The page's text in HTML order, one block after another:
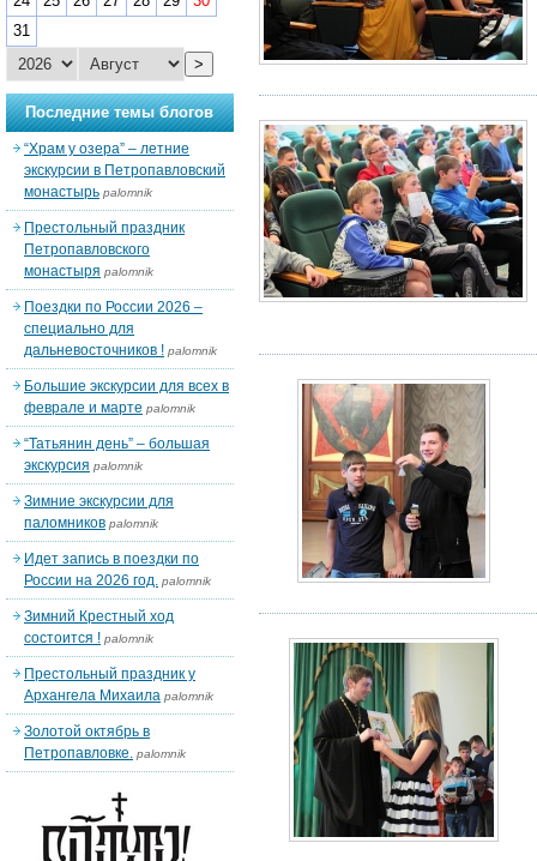
31
>
Последние темы блогов
“Храм у озера” – летние
экскурсии в Петропавловский
монастырь palomnik
Престольный праздник
Петропавловского
монастыря palomnik
Поездки по России 2026 –
специально для
дальневосточников ! palomnik
Большие экскурсии для всех в
феврале и марте palomnik
“Татьянин день” – большая
экскурсия palomnik
Зимние экскурсии для
паломников palomnik
Идет запись в поездки по
России на 2026 год. palomnik
Зимний Крестный ход
состоится ! palomnik
Престольный праздник у
Архангела Михаила palomnik
Золотой октябрь в
Петропавловке. palomnik